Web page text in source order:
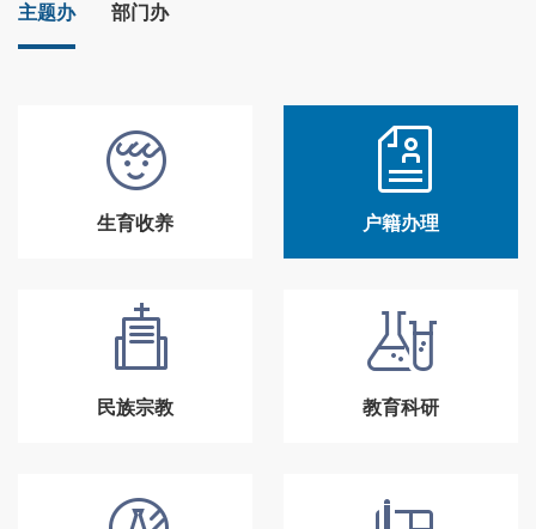
主题办 部门办
生育收养 户籍办理
民族宗教 教育科研